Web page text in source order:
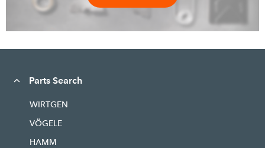
Parts Search
WIRTGEN
VÖGELE
HAMM